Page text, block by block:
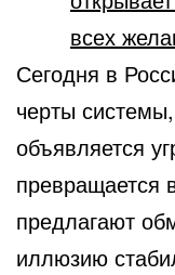
всех
Сегодня в
черты
объявляется
превращается
предлагают
иллюзию